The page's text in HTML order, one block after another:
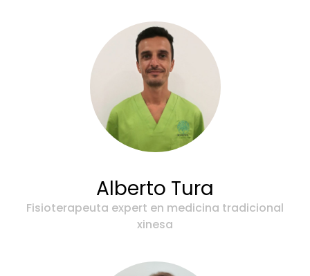
Alberto Tura
Fisioterapeuta expert en medicina tradicional
xinesa